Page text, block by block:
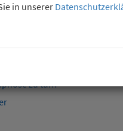
zu tun?
in unserer